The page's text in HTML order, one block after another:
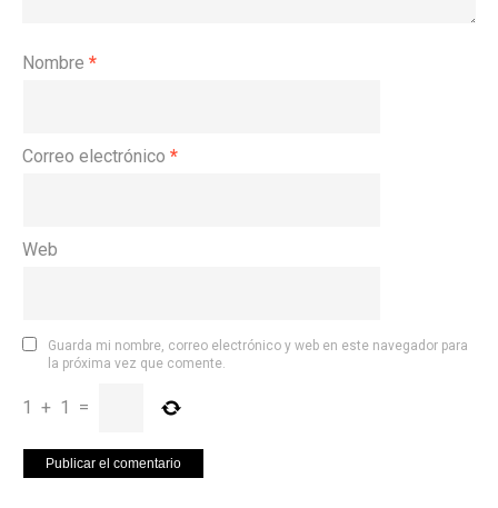
Nombre *
Correo electrónico *
Web
Guarda mi nombre, correo electrónico y web en este navegador para
la próxima vez que comente.
1 + 1 =